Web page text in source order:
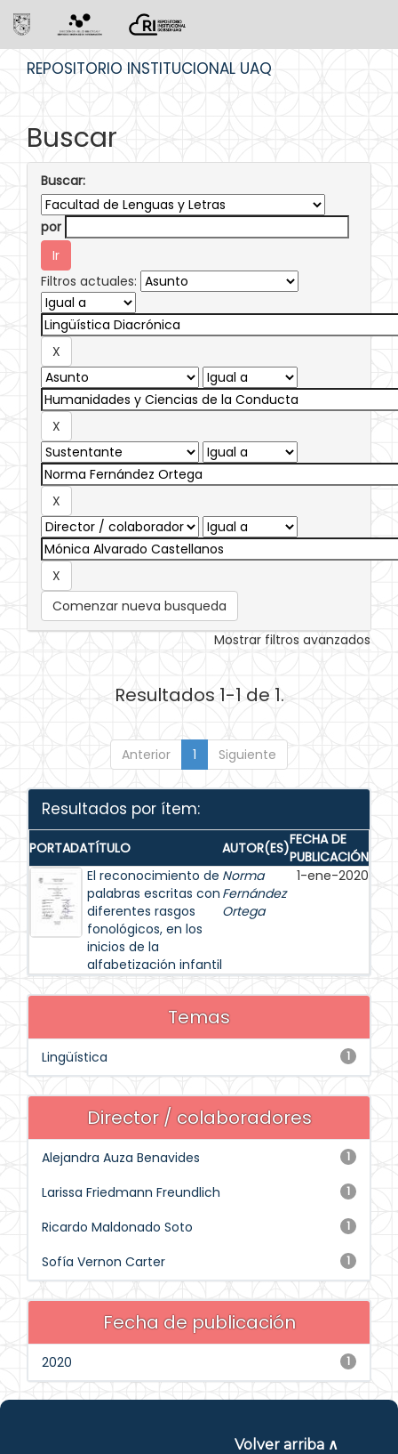
REPOSITORIO INSTITUCIONAL UAQ
Buscar
Buscar:
por
Filtros actuales:
Comenzar nueva busqueda
Mostrar filtros avanzados
Resultados 1-1 de 1.
Anterior 1 Siguiente
Resultados por ítem:
PORTADATÍTULO AUTOR(ES)FECHA DE
PUBLICACIÓN
El reconocimiento de
palabras escritas con
diferentes rasgos
fonológicos, en los
inicios de la
alfabetización infantil
Norma
Fernández
Ortega
1-ene-2020
Temas
1
Lingüística
Director / colaboradores
1
Alejandra Auza Benavides
1
Larissa Friedmann Freundlich
1
Ricardo Maldonado Soto
1
Sofía Vernon Carter
Fecha de publicación
1
2020
Volver arriba ∧